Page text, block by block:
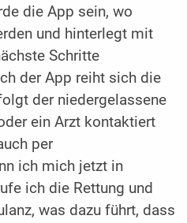
die App sein, wo
und hinterlegt mit
Schritte
der App reiht sich die
der niedergelassene
ein Arzt kontaktiert
per
ich mich jetzt in
ich die Rettung und
was dazu führt, dass